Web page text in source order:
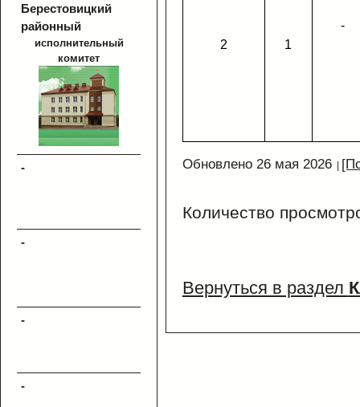
Берестовицкий
районный
исполнительный
комитет
-
-
-
-
2 1
-
Обновлено 26 мая 2026
Количество
Вернуться в раздел